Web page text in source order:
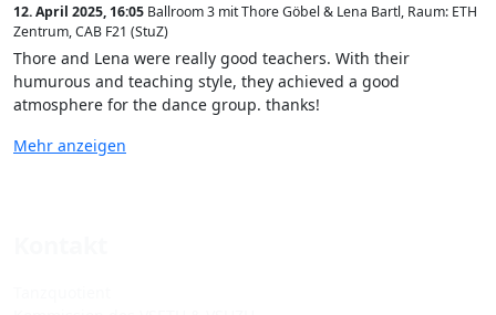
12. April 2025, 16:05 Ballroom 3 mit Thore Göbel & Lena Bartl, Raum: ETH
Zentrum, CAB F21 (StuZ)
Thore and Lena were really good teachers. With their
humurous and teaching style, they achieved a good
atmosphere for the dance group. thanks!
Mehr anzeigen